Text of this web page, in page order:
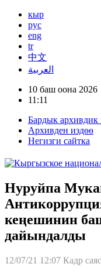
кыр
рус
eng
tr
中文
العربية
10 баш оона 2026
11:11
Бардык архивдик
Архивден издөө
Негизги сайтка
Нуруйпа
кеңешинин
дайындалды
12/07/21 12:07 Кадр